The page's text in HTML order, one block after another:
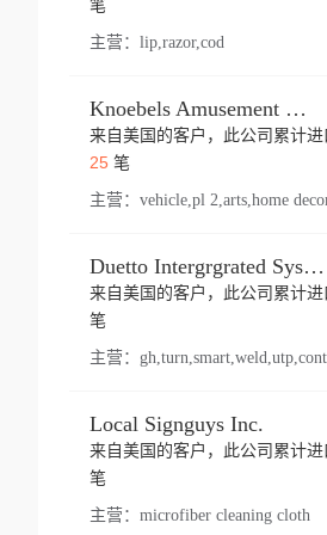
笔
主营： lip,razor,cod
Knoebels Amusement Resort
来自美国的客户，此公司累计进
25笔
主营：
Duetto Intergrgrated Systems Inc.
来自美国的客户，此公司累计进
笔
主营：
Local Signguys Inc.
来自美国的客户，此公司累计进
笔
主营： microfiber cleaning cloth